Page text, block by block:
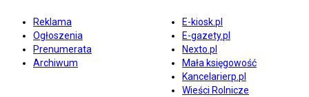
Reklama
Ogłoszenia
Prenumerata
Archiwum
E-kiosk.pl
E-gazety.pl
Nexto.pl
Mała księgowość
Kancelarierp.pl
Wieści Rolnicze